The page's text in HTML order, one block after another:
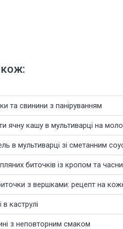
та свинини з паніруванням
ячну кашу в мультиварці на
в мультиварці зі сметанним
биточків із кропом та
з вершками: рецепт на
в каструлі
з неповторним смаком